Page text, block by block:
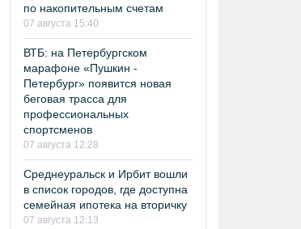
по накопительным счетам
07 августа 15:40
ВТБ: на Петербургском
марафоне «Пушкин -
Петербург» появится новая
беговая трасса для
профессиональных
спортсменов
07 августа 12:28
Среднеуральск и Ирбит вошли
в список городов, где доступна
семейная ипотека на вторичку
07 августа 12:13